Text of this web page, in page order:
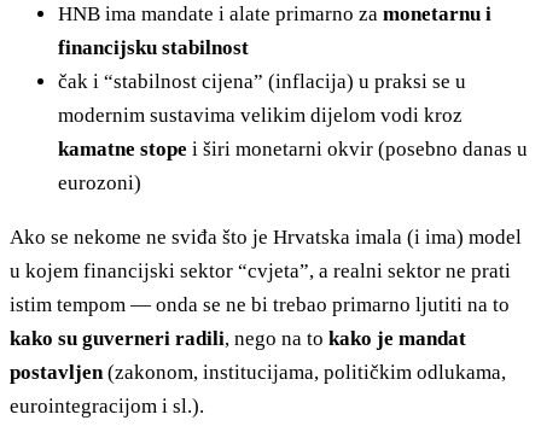
HNB ima mandate i alate primarno za monetarnu i
financijsku stabilnost
čak i “stabilnost cijena” (inflacija) u praksi se u
modernim sustavima velikim dijelom vodi kroz
kamatne stope i širi monetarni okvir (posebno danas u
eurozoni)
Ako se nekome ne sviđa što je Hrvatska imala (i ima) model
u kojem financijski sektor “cvjeta”, a realni sektor ne prati
istim tempom — onda se ne bi trebao primarno ljutiti na to
kako su guverneri radili, nego na to kako je mandat
postavljen(zakonom, institucijama, političkim odlukama,
eurointegracijom i sl.).